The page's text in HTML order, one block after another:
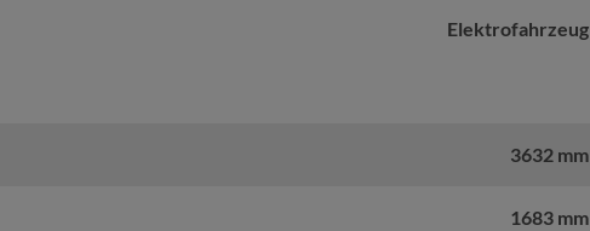
Elektrofahrzeug
3632 mm
1683 mm